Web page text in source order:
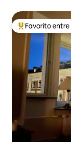
Favorito entre
Favorito